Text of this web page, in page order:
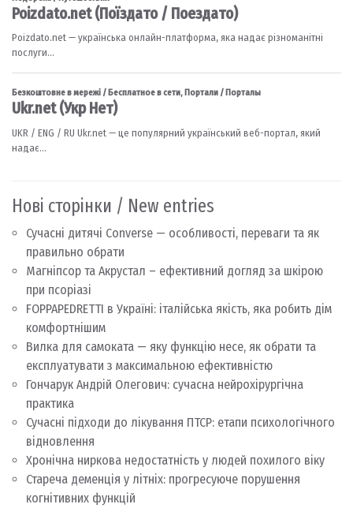
Нові сторінки / New entries
Сучасні дитячі Converse — особливості, переваги та як
правильно обрати
Магніпсор та Акрустал – ефективний догляд за шкірою
при псоріазі
FOPPAPEDRETTI в Україні: італійська якість, яка робить дім
комфортнішим
Вилка для самоката — яку функцію несе, як обрати та
експлуатувати з максимальною ефективністю
Гончарук Андрій Олегович: сучасна нейрохірургічна
практика
Сучасні підходи до лікування ПТСР: етапи психологічного
відновлення
Хронічна ниркова недостатність у людей похилого віку
Стареча деменція у літніх: прогресуюче порушення
когнітивних функцій